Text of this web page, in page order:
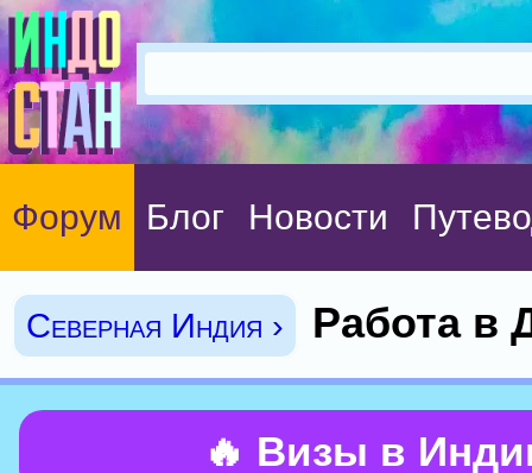
Форум Блог Новости
Северная Индия › Работа в
🔥 Визы в